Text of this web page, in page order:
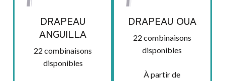
DRAPEAU
ANGUILLA
22 combinaisons
disponibles
DRAPEAU OUA
22 combinaisons
disponibles
À partir de